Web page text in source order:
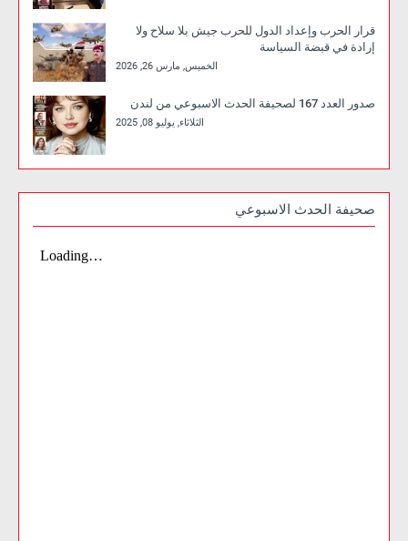
قرار الحرب وإعداد الدول للحرب جيش بلا سلاح ولا
إرادة في قبضة السياسة
الخميس, مارس 26, 2026
صدور العدد 167 لصحيفة الحدث الاسبوعي من لندن
الثلاثاء, يوليو 08, 2025
صحيفة الحدث الاسبوعي